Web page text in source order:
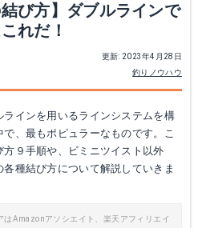
結び方】ダブルラインで
れだ！
更新: 2023年4月28日
釣りノウハウ
ラインを用いるラインシステムを構
、最もポピュラーなものです。こ
９手順や、ビミニツイスト以外
種結び方について解説していきま
はAmazonアソシエイト、楽天アフィリエイ